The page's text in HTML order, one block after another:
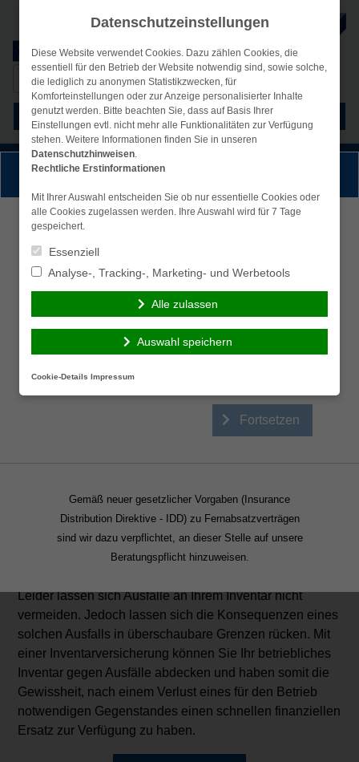
Suche
nach:
Menü
Inventarversicherung
Inventarversicherung
normalen Geschäftsbetrieb ungestört abzuwickeln. Der
Verlust eines dieser Gegenstände, sei es nun ein
Computer, ein Telefon oder eine Spülmaschine, kann die
Geschäftstätigkeit direkt oder indirekt massiv
Leider lassen sich Ausfälle an Ihrem Inventar nicht
vermeiden. Jedoch lassen sich die Konsequenzen eines
solchen Ausfalls in überschaubare Grenzen rücken. Mit
einer Inventarversicherung können Sie Ihr betriebliches
Inventar gegen Ausfälle abdecken und haben somit die
Gewissheit, nach einem Verlust eines für den Betrieb
notwendigen Gegenstandes einen schnellen finanziellen
Ersatz zur Verfügung zu haben.
Persönliche Beratung gewünscht?
Ich wünsche eine
und möchte Kontakt mit
einem Berater
Beraten lassen
Ich verzichte auf eine
Besuch der Seite
Erstinformation (PDF)
Fortsetzen
Gemäß neuer gesetzlicher Vorgaben (Insurance
Distribution Direktive - IDD) zu Fernabsatzverträgen
sind wir dazu verpflichtet, an dieser Stelle auf unsere
Beratungspflicht hinzuweisen.
Datenschutzeinstellungen
Diese Website verwendet Cookies. Dazu zählen Cookies, die
essentiell für den Betrieb der Website notwendig sind, sowie solche,
die lediglich zu anonymen Statistikzwecken, für
Komforteinstellungen oder zur Anzeige personalisierter Inhalte
genutzt werden. Bitte beachten Sie, dass auf Basis Ihrer
Einstellungen evtl. nicht mehr alle Funktionalitäten zur Verfügung
stehen. Weitere Informationen finden Sie in unseren
Datenschutzhinweisen.
Rechtliche Erstinformationen
Mit Ihrer Auswahl entscheiden Sie ob nur essentielle Cookies oder
alle Cookies zugelassen werden. Ihre Auswahl wird für 7 Tage
gespeichert.
Essenziell
Analyse-, Tracking-, Marketing- und Werbetools
Alle zulassen
Auswahl speichern
Cookie-Details Impressum